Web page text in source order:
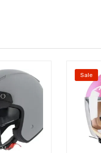
Sale